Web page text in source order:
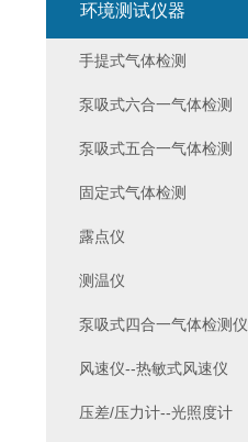
环境测试仪器
手提式气体检测
泵吸式六合一气体检测
泵吸式五合一气体检测
固定式气体检测
露点仪
测温仪
泵吸式四合一气体检测仪
风速仪--热敏式风速仪
压差/压力计--光照度计